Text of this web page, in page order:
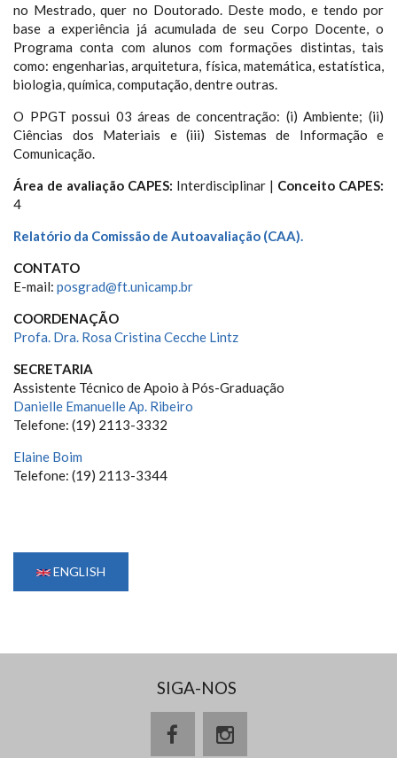
no Mestrado, quer no Doutorado. Deste modo, e tendo por
base a experiência já acumulada de seu Corpo Docente, o
Programa conta com alunos com formações distintas, tais
como: engenharias, arquitetura, física, matemática, estatística,
biologia, química, computação, dentre outras.
O PPGT possui 03 áreas de concentração: (i) Ambiente; (ii)
Ciências dos Materiais e (iii) Sistemas de Informação e
Comunicação.
Área de avaliação CAPES: Interdisciplinar | Conceito CAPES:
4
Relatório da Comissão de Autoavaliação (CAA).
CONTATO
E-mail: posgrad@ft.unicamp.br
COORDENAÇÃO
Profa. Dra. Rosa Cristina Cecche Lintz
SECRETARIA
Assistente Técnico de Apoio à Pós-Graduação
Danielle Emanuelle Ap. Ribeiro
Telefone: (19) 2113-3332
Elaine Boim
Telefone: (19) 2113-3344
ENGLISH
SIGA-NOS